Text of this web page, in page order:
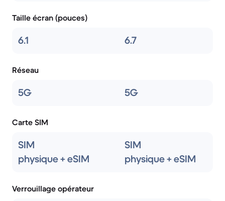
Taille écran (pouces)
6.1 6.7
Réseau
5G 5G
Carte SIM
SIM
physique + eSIM
SIM
physique + eSIM
Verrouillage opérateur